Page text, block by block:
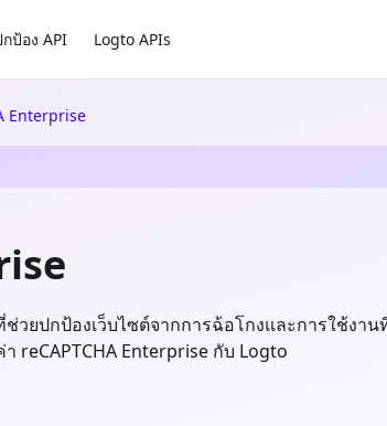
ป้อง API Logto APIs
Enterprise
ช่วยปกป้องเว็บไซต์จากการฉ้อโกงและการใช้ง
Enterprise กับ Logto